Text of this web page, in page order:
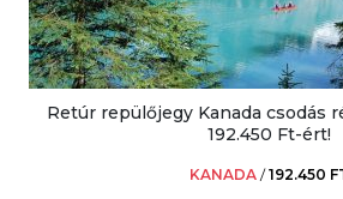
Retúr repülőjegy Kanada csodás
192.450 Ft-ért!
KANADA /192.450